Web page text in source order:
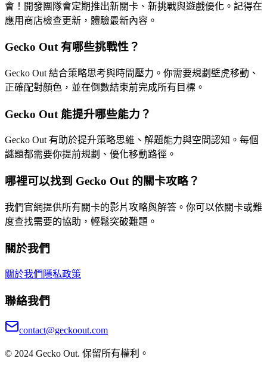
會！開發團隊會定期推出新關卡、新挑戰與遊戲優化。記得在
應用商店檢查更新，體驗最新內容。
Gecko Out 有哪些挑戰性？
Gecko Out 結合策略思考與時間壓力。你需要規劃壁虎移動、
正確配對顏色，並在倒數結束前完成所有目標。
Gecko Out 能提升哪些能力？
Gecko Out 有助於提升策略思維、解題能力與空間認知。每個
謎題都需要你提前規劃、優化移動路徑。
哪裡可以找到 Gecko Out 的關卡攻略？
我們官網提供所有關卡的影片攻略與解答。你可以依關卡或難
度查找需要的協助，輕鬆突破難題。
關於我們
關於我們 隱私政策
聯絡我們
contact@geckoout.com
© 2024 Gecko Out. 保留所有權利。